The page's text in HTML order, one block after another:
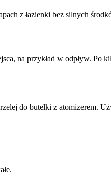
z łazienki bez silnych
na przykład w odpływ. Po
do butelki z atomizerem.